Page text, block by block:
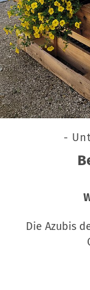
-
Die Azubis